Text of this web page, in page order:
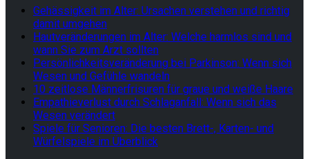
Gehässigkeit im Alter: Ursachen verstehen und richtig
damit umgehen
Hautveränderungen im Alter: Welche harmlos sind und
wann Sie zum Arzt sollten
Persönlichkeitsveränderung bei Parkinson: Wenn sich
Wesen und Gefühle wandeln
10 zeitlose Männerfrisuren für graue und weiße Haare
Empathieverlust durch Schlaganfall: Wenn sich das
Wesen verändert
Spiele für Senioren: Die besten Brett-, Karten- und
Würfelspiele im Überblick